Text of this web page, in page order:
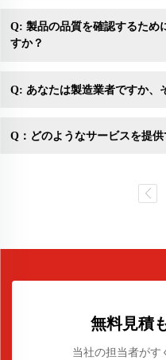
Q: 製品の品質を確認するため
すか？
Q: あなたは製造業者ですか、
Q：どのようなサービスを提供
無料見積
当社の担当者がす